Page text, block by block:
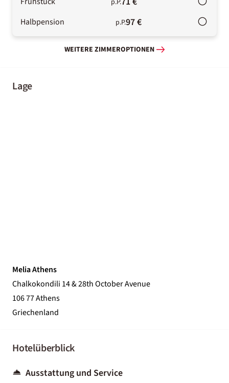
Halbpension p.P.97 €
WEITERE ZIMMEROPTIONEN
Lage
Melia Athens
Chalkokondili 14 & 28th October Avenue
106 77 Athens
Griechenland
Hotelüberblick
Ausstattung und Service